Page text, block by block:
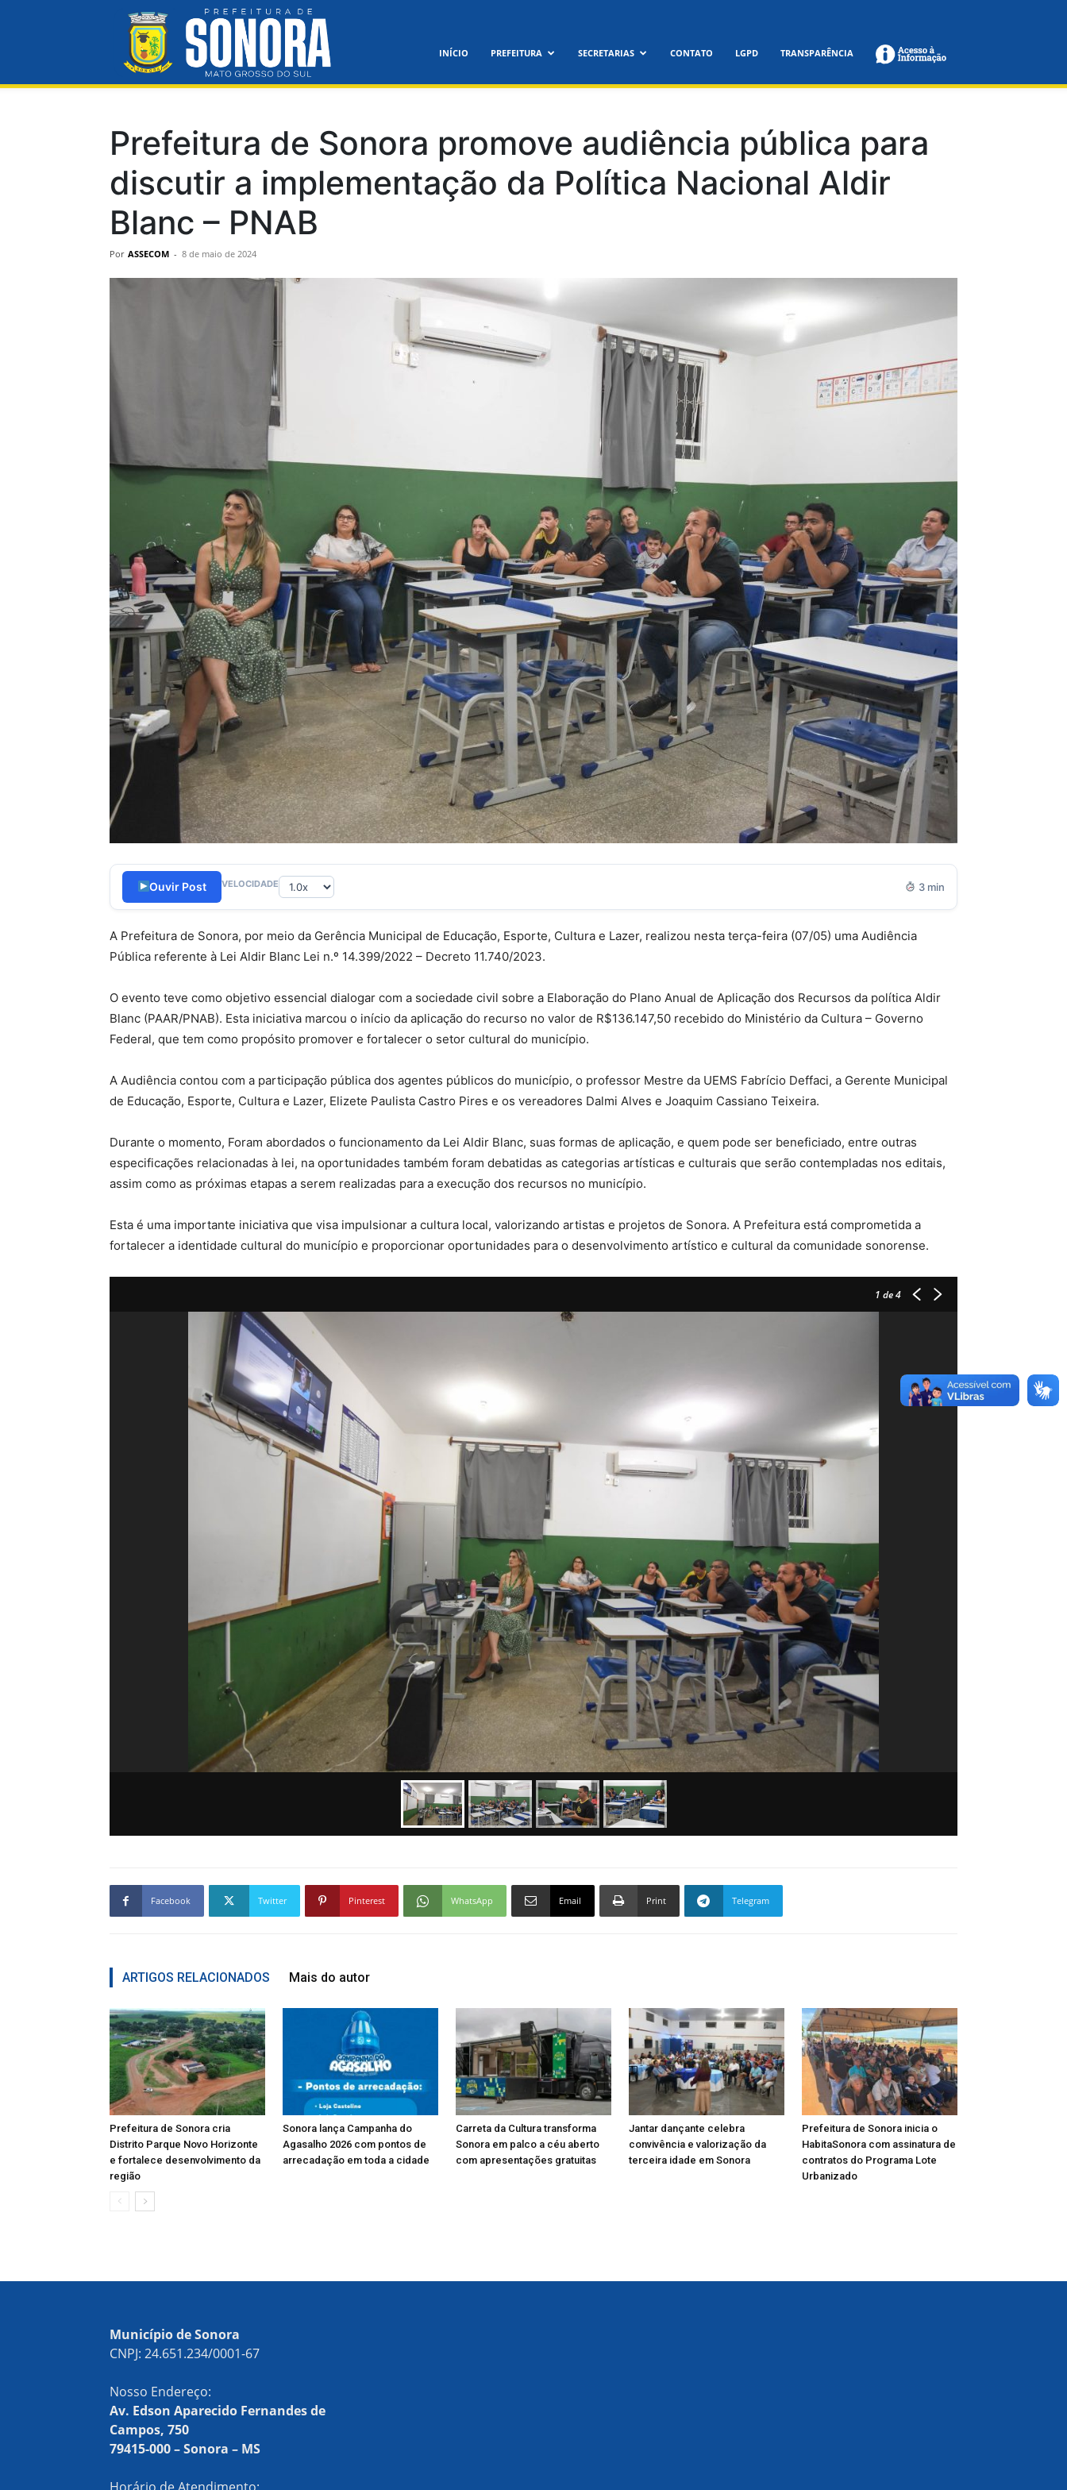
INÍCIO PREFEITURA SECRETARIAS CONTATO LGPD TRANSPARÊNCIA
Prefeitura de Sonora promove audiência pública para
discutir a implementação da Política Nacional Aldir
Blanc – PNAB
Por ASSECOM - 8 de maio de 2024
Ouvir Post VELOCIDADE 3 min
A Prefeitura de Sonora, por meio da Gerência Municipal de Educação, Esporte, Cultura e Lazer, realizou nesta terça-feira (07/05) uma Audiência
Pública referente à Lei Aldir Blanc Lei n.º 14.399/2022 – Decreto 11.740/2023.
O evento teve como objetivo essencial dialogar com a sociedade civil sobre a Elaboração do Plano Anual de Aplicação dos Recursos da política Aldir
Blanc (PAAR/PNAB). Esta iniciativa marcou o início da aplicação do recurso no valor de R$136.147,50 recebido do Ministério da Cultura – Governo
Federal, que tem como propósito promover e fortalecer o setor cultural do município.
A Audiência contou com a participação pública dos agentes públicos do município, o professor Mestre da UEMS Fabrício Deffaci, a Gerente Municipal
de Educação, Esporte, Cultura e Lazer, Elizete Paulista Castro Pires e os vereadores Dalmi Alves e Joaquim Cassiano Teixeira.
Durante o momento, Foram abordados o funcionamento da Lei Aldir Blanc, suas formas de aplicação, e quem pode ser beneficiado, entre outras
especificações relacionadas à lei, na oportunidades também foram debatidas as categorias artísticas e culturais que serão contempladas nos editais,
assim como as próximas etapas a serem realizadas para a execução dos recursos no município.
Esta é uma importante iniciativa que visa impulsionar a cultura local, valorizando artistas e projetos de Sonora. A Prefeitura está comprometida a
fortalecer a identidade cultural do município e proporcionar oportunidades para o desenvolvimento artístico e cultural da comunidade sonorense.
1 de 4
Facebook Twitter Pinterest WhatsApp Email Print Telegram
ARTIGOS RELACIONADOS Mais do autor
Prefeitura de Sonora cria
Distrito Parque Novo Horizonte
e fortalece desenvolvimento da
região
Sonora lança Campanha do
Agasalho 2026 com pontos de
arrecadação em toda a cidade
Carreta da Cultura transforma
Sonora em palco a céu aberto
com apresentações gratuitas
Jantar dançante celebra
convivência e valorização da
terceira idade em Sonora
Prefeitura de Sonora inicia o
HabitaSonora com assinatura de
contratos do Programa Lote
Urbanizado
Município de Sonora
CNPJ: 24.651.234/0001-67
Nosso Endereço:
Av. Edson Aparecido Fernandes de
Campos, 750
79415-000 – Sonora – MS